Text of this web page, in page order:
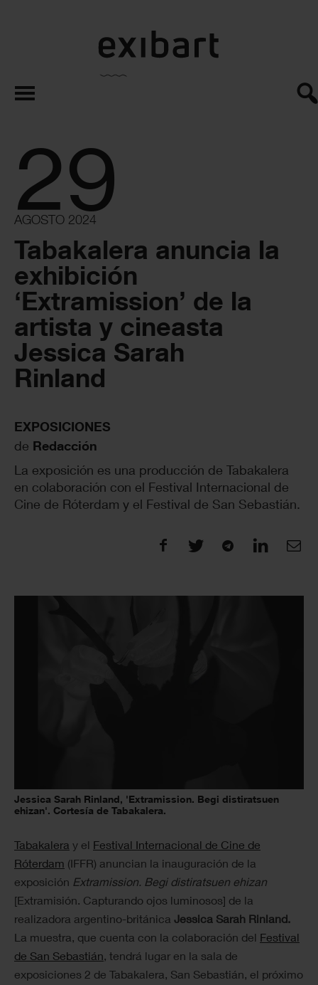
exibart.es
29
AGOSTO 2024
Tabakalera anuncia la
exhibición
‘Extramission’ de la
artista y cineasta
Jessica Sarah
Rinland
EXPOSICIONES
de Redacción
La exposición es una producción de Tabakalera
en colaboración con el Festival Internacional de
Cine de Róterdam y el Festival de San Sebastián.
Jessica Sarah Rinland, 'Extramission. Begi distiratsuen
ehizan'. Cortesía de Tabakalera.
Tabakalera y el Festival Internacional de Cine de
Róterdam (IFFR) anuncian la inauguración de la
exposición Extramission. Begi distiratsuen ehizan
[Extramisión. Capturando ojos luminosos] de la
realizadora argentino-británica Jessica Sarah Rinland.
La muestra, que cuenta con la colaboración del Festival
de San Sebastián, tendrá lugar en la sala de
exposiciones 2 de Tabakalera, San Sebastián, el próximo